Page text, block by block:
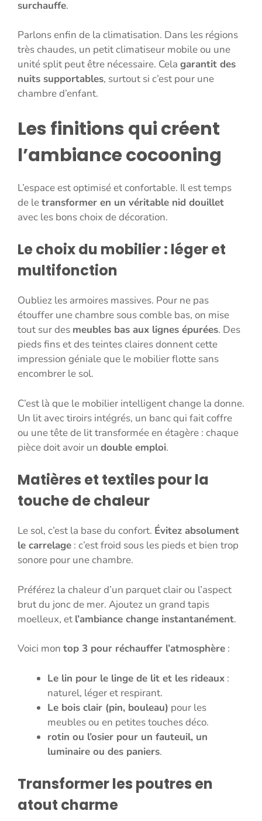
surchauffe.
Parlons enfin de la climatisation. Dans les régions
très chaudes, un petit climatiseur mobile ou une
unité split peut être nécessaire. Cela garantit des
nuits supportables, surtout si c’est pour une
chambre d’enfant.
Les finitions qui créent
l’ambiance cocooning
L’espace est optimisé et confortable. Il est temps
de letransformer en un véritable nid douillet
avec les bons choix de décoration.
Le choix du mobilier : léger et
multifonction
Oubliez les armoires massives. Pour ne pas
étouffer une chambre sous comble bas, on mise
tout sur des meubles bas aux lignes épurées. Des
pieds fins et des teintes claires donnent cette
impression géniale que le mobilier flotte sans
encombrer le sol.
C’est là que le mobilier intelligent change la donne.
Un lit avec tiroirs intégrés, un banc qui fait coffre
ou une tête de lit transformée en étagère : chaque
pièce doit avoir un double emploi.
Matières et textiles pour la
touche de chaleur
Le sol, c’est la base du confort. Évitez absolument
le carrelage : c’est froid sous les pieds et bien trop
sonore pour une chambre.
Préférez la chaleur d’un parquet clair ou l’aspect
brut du jonc de mer. Ajoutez un grand tapis
moelleux, et l’ambiance change instantanément.
Voici mon top 3 pour réchauffer l’atmosphère :
Le lin pour le linge de lit et les rideaux :
naturel, léger et respirant.
Le bois clair (pin, bouleau) pour les
meubles ou en petites touches déco.
rotin ou l’osier pour un fauteuil, un
luminaire ou des paniers.
Transformer les poutres en
atout charme